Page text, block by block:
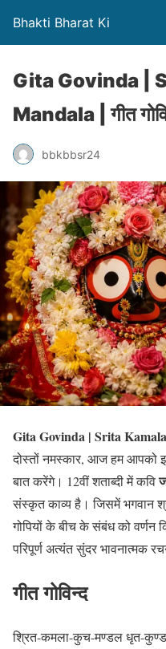
Bhakti Bharat Ki
Gita Govinda |
Mandala | गीत
bbkbbsr24
Gita Govinda | Srita
दोस्तों नमस्कार, आज हम
बात करेंगे। 12वीं शताब्दी में कवि
संस्कृत काव्य है। जिसमें भगवान
गोपियों के बीच के संबंध को वर्णन
परिपूर्ण अत्यंत सुंदर भावनात्मक
गीत गोविन्द
श्रित-कमला-कुच-मण्डल धृत-